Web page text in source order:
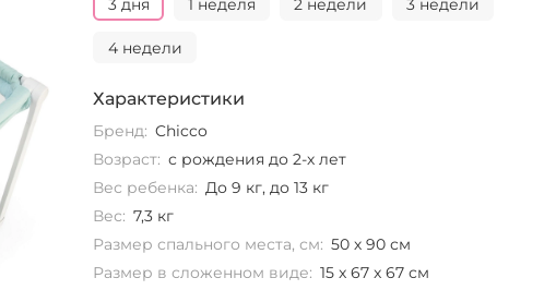
3 дня 1 неделя 2 недели 3 недели
4 недели
Характеристики
Бренд: Chicco
Возраст: с рождения до 2-х лет
Вес ребенка: До 9 кг, до 13 кг
Вес: 7,3 кг
Размер спального места, см: 50 х 90 см
Размер в сложенном виде: 15 x 67 x 67 см